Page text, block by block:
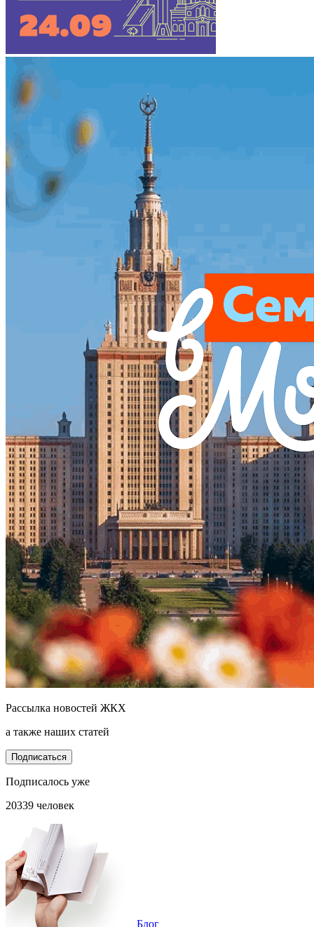
Рассылка новостей ЖКХ
а также наших статей
Подписаться
Подписалось уже
20339 человек
Блог